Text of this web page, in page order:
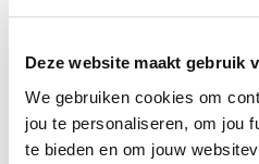
Deze website maakt gebruik
We gebruiken cookies om
jou te personaliseren, om jou
te bieden en om jouw